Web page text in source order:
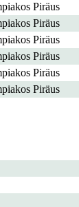
Piräus
Piräus
Piräus
Piräus
Piräus
Piräus